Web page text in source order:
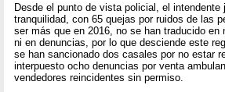
Desde el punto de vista policial, el intendente
tranquilidad, con 65 quejas por ruidos de las
ser más que en 2016, no se han traducido en
ni en denuncias, por lo que desciende este
se han sancionado dos casales por no estar
interpuesto ocho denuncias por venta
vendedores reincidentes sin permiso.